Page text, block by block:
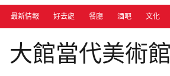
最新情報 好去處 餐廳 酒吧 文化
Photograph: Courtesy Tai Kwun
大館當代美術館